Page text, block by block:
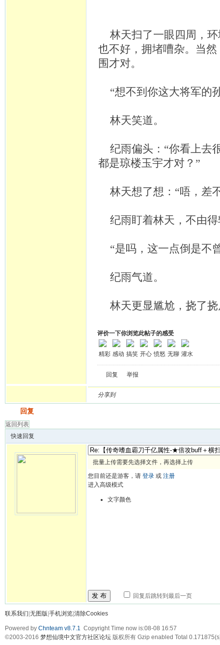
林天扫了一眼四周，
也不好，拥堵嘈杂。当
围才对。
“想不到你这大将军的
林天笑道。
纪雨偏头： “你看上去
都是琼楼玉宇才对？”
林天想了想： “唔，差
纪雨盯着林天，不由
“是吗，这一点倒是不
纪雨气道。
林天更显尴尬，挠了
评价一下你浏览此帖子的感受
精彩 感动 搞笑 开心 愤怒 无聊 灌水
回复 举报
分享到
回复
返回列表
快速回复
批量上传需要先选择文件，再选择上传
您目前还是游客，请 登录 或 注册
进入高级模式
文字颜色
发 布 回复后跳转到最后一页
联系我们 无图版 手机浏览 清除Cookies
Powered by Chnteam v8.7.1 Copyright Time now is:08-08 16:57
©2003-2016 梦想仙境中文官方社区论坛 版权所有 Gzip enabled Total